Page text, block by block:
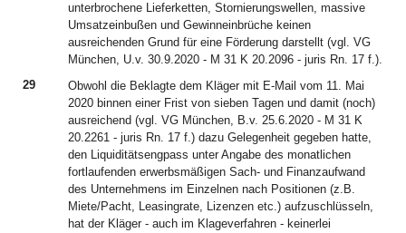
unterbrochene Lieferketten, Stornierungswellen, massive
Umsatzeinbußen und Gewinneinbrüche keinen
ausreichenden Grund für eine Förderung darstellt (vgl. VG
München, U.v. 30.9.2020 - M 31 K 20.2096 - juris Rn. 17 f.).
29
Obwohl die Beklagte dem Kläger mit E-Mail vom 11. Mai
2020 binnen einer Frist von sieben Tagen und damit (noch)
ausreichend (vgl. VG München, B.v. 25.6.2020 - M 31 K
20.2261 - juris Rn. 17 f.) dazu Gelegenheit gegeben hatte,
den Liquiditätsengpass unter Angabe des monatlichen
fortlaufenden erwerbsmäßigen Sach- und Finanzaufwand
des Unternehmens im Einzelnen nach Positionen (z.B.
Miete/Pacht, Leasingrate, Lizenzen etc.) aufzuschlüsseln,
hat der Kläger - auch im Klageverfahren - keinerlei